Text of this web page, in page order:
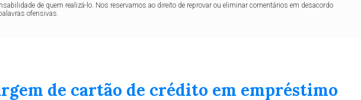
de quem realizá-lo. Nos reservamos ao direito de reprovar ou eliminar comentários em desacordo
ofensivas.
de cartão de crédito em empréstimo